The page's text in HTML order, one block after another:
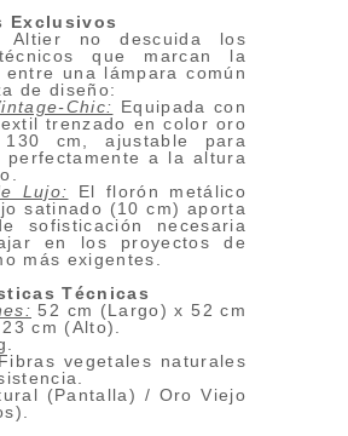
Exclusivos
Altier no descuida los
que marcan la
una lámpara común
de diseño:
Chic: Equipada con
trenzado en color oro
cm, ajustable para
perfectamente a la altura
Lujo: El florón metálico
satinado (10 cm) aporta
sofisticación necesaria
en los proyectos de
más exigentes.
Técnicas
52 cm (Largo) x 52 cm
cm (Alto).
Fibras vegetales naturales
(Pantalla) / Oro Viejo